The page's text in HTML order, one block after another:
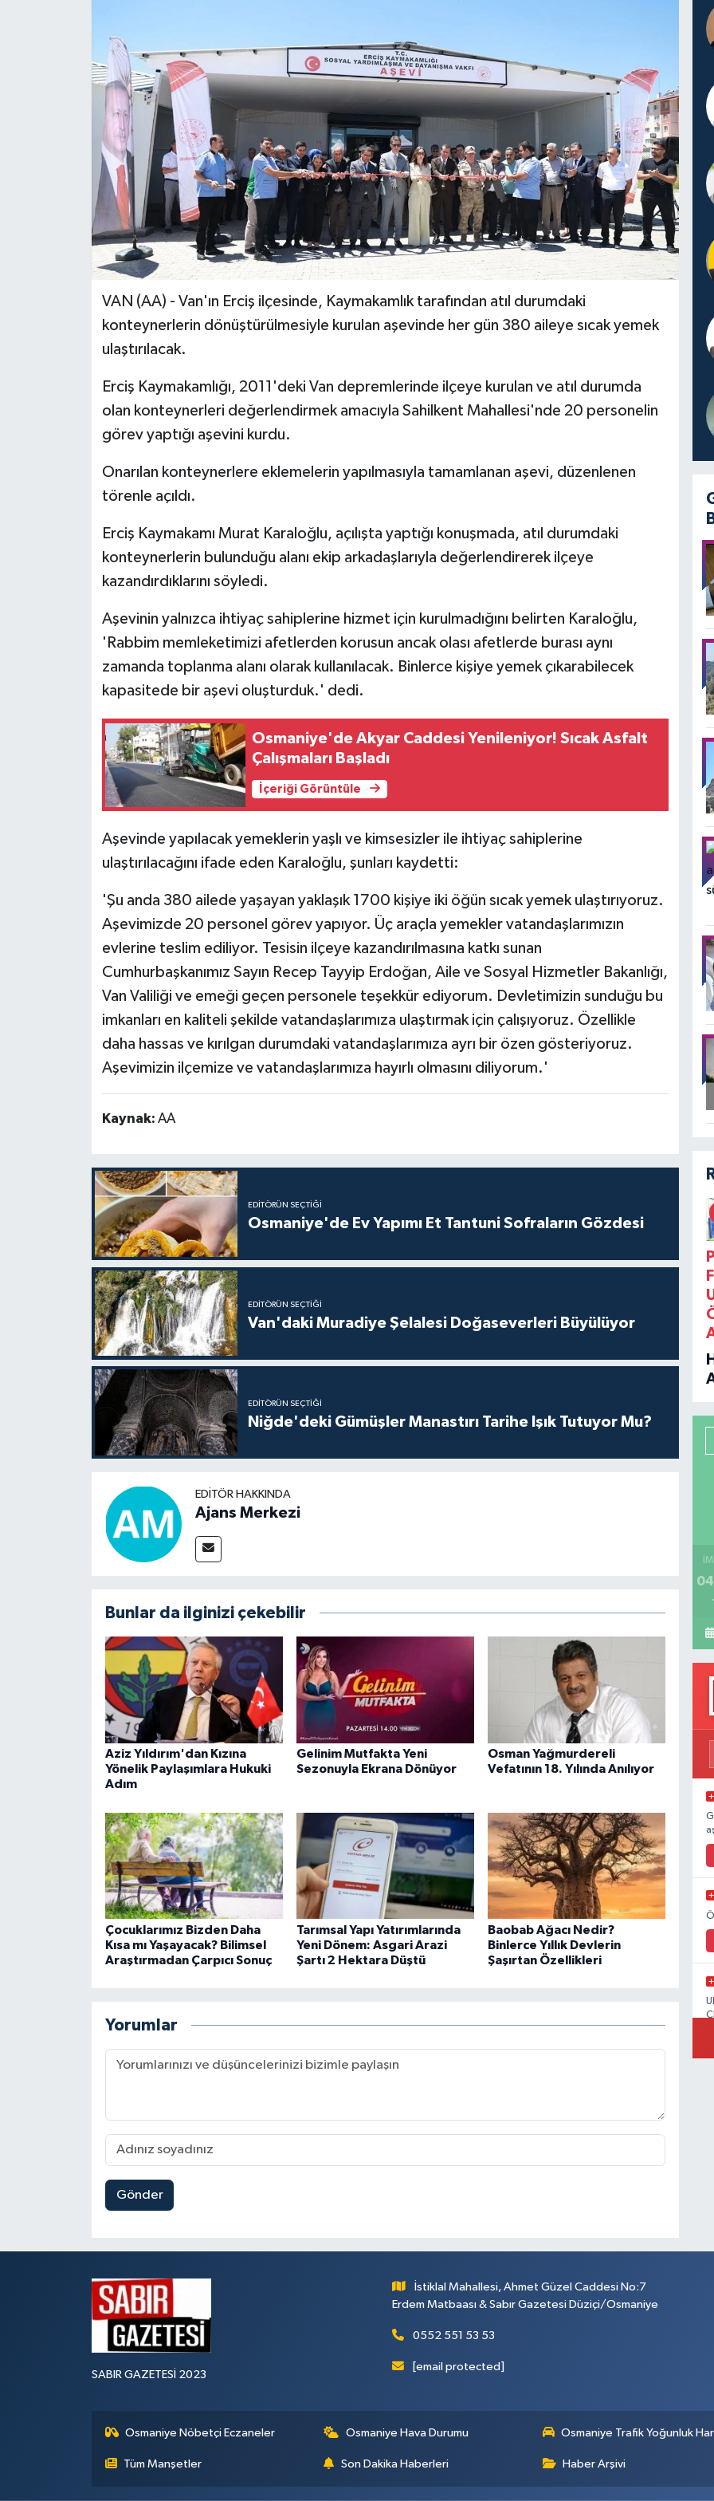
VAN (AA) - Van'ın Erciş ilçesinde, Kaymakamlık tarafından atıl durumdaki
konteynerlerin dönüştürülmesiyle kurulan aşevinde her gün 380 aileye sıcak yemek
ulaştırılacak.
Erciş Kaymakamlığı, 2011'deki Van depremlerinde ilçeye kurulan ve atıl durumda
olan konteynerleri değerlendirmek amacıyla Sahilkent Mahallesi'nde 20 personelin
görev yaptığı aşevini kurdu.
Onarılan konteynerlere eklemelerin yapılmasıyla tamamlanan aşevi, düzenlenen
törenle açıldı.
Erciş Kaymakamı Murat Karaloğlu, açılışta yaptığı konuşmada, atıl durumdaki
konteynerlerin bulunduğu alanı ekip arkadaşlarıyla değerlendirerek ilçeye
kazandırdıklarını söyledi.
Aşevinin yalnızca ihtiyaç sahiplerine hizmet için kurulmadığını belirten Karaloğlu,
'Rabbim memleketimizi afetlerden korusun ancak olası afetlerde burası aynı
zamanda toplanma alanı olarak kullanılacak. Binlerce kişiye yemek çıkarabilecek
kapasitede bir aşevi oluşturduk.' dedi.
Osmaniye'de Akyar Caddesi Yenileniyor! Sıcak Asfalt
Çalışmaları Başladı
İçeriği Görüntüle
Aşevinde yapılacak yemeklerin yaşlı ve kimsesizler ile ihtiyaç sahiplerine
ulaştırılacağını ifade eden Karaloğlu, şunları kaydetti:
'Şu anda 380 ailede yaşayan yaklaşık 1700 kişiye iki öğün sıcak yemek ulaştırıyoruz.
Aşevimizde 20 personel görev yapıyor. Üç araçla yemekler vatandaşlarımızın
evlerine teslim ediliyor. Tesisin ilçeye kazandırılmasına katkı sunan
Cumhurbaşkanımız Sayın Recep Tayyip Erdoğan, Aile ve Sosyal Hizmetler Bakanlığı,
Van Valiliği ve emeği geçen personele teşekkür ediyorum. Devletimizin sunduğu bu
imkanları en kaliteli şekilde vatandaşlarımıza ulaştırmak için çalışıyoruz. Özellikle
daha hassas ve kırılgan durumdaki vatandaşlarımıza ayrı bir özen gösteriyoruz.
Aşevimizin ilçemize ve vatandaşlarımıza hayırlı olmasını diliyorum.'
Kaynak: AA
EDITÖRÜN SEÇTIĞI
Osmaniye'de Ev Yapımı Et Tantuni Sofraların Gözdesi
EDITÖRÜN SEÇTIĞI
Van'daki Muradiye Şelalesi Doğaseverleri Büyülüyor
EDITÖRÜN SEÇTIĞI
Niğde'deki Gümüşler Manastırı Tarihe Işık Tutuyor Mu?
EDITÖR HAKKINDA
Ajans Merkezi
Bunlar da ilginizi çekebilir
Aziz Yıldırım'dan Kızına
Yönelik Paylaşımlara Hukuki
Adım
Gelinim Mutfakta Yeni
Sezonuyla Ekrana Dönüyor
Osman Yağmurdereli
Vefatının 18. Yılında Anılıyor
Çocuklarımız Bizden Daha
Kısa mı Yaşayacak? Bilimsel
Araştırmadan Çarpıcı Sonuç
Tarımsal Yapı Yatırımlarında
Yeni Dönem: Asgari Arazi
Şartı 2 Hektara Düştü
Baobab Ağacı Nedir?
Binlerce Yıllık Devlerin
Şaşırtan Özellikleri
Yorumlar
Gönder
SABIR GAZETESİ 2023
İstiklal Mahallesi, Ahmet Güzel Caddesi No:7
Erdem Matbaası & Sabır Gazetesi Düziçi/Osmaniye
0552 551 53 53
[email protected]
Osmaniye Nöbetçi Eczaneler Osmaniye Hava Durumu Osmaniye Trafik Yoğunluk
Tüm Manşetler Son Dakika Haberleri Haber Arşivi